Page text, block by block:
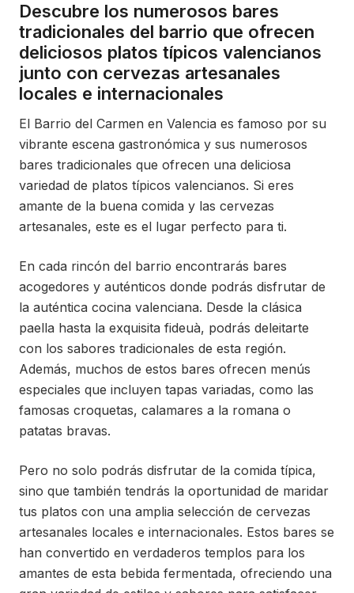
Descubre los numerosos bares
tradicionales del barrio que ofrecen
deliciosos platos típicos valencianos
junto con cervezas artesanales
locales e internacionales
El Barrio del Carmen en Valencia es famoso por su
vibrante escena gastronómica y sus numerosos
bares tradicionales que ofrecen una deliciosa
variedad de platos típicos valencianos. Si eres
amante de la buena comida y las cervezas
artesanales, este es el lugar perfecto para ti.
En cada rincón del barrio encontrarás bares
acogedores y auténticos donde podrás disfrutar de
la auténtica cocina valenciana. Desde la clásica
paella hasta la exquisita fideuà, podrás deleitarte
con los sabores tradicionales de esta región.
Además, muchos de estos bares ofrecen menús
especiales que incluyen tapas variadas, como las
famosas croquetas, calamares a la romana o
patatas bravas.
Pero no solo podrás disfrutar de la comida típica,
sino que también tendrás la oportunidad de maridar
tus platos con una amplia selección de cervezas
artesanales locales e internacionales. Estos bares se
han convertido en verdaderos templos para los
amantes de esta bebida fermentada, ofreciendo una